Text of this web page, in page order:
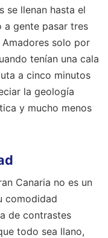
se llenan hasta el
a gente pasar tres
solo por
tenían una cala
a cinco minutos
la geología
y mucho menos
Canaria no es un
comodidad
de contrastes
todo sea llano,